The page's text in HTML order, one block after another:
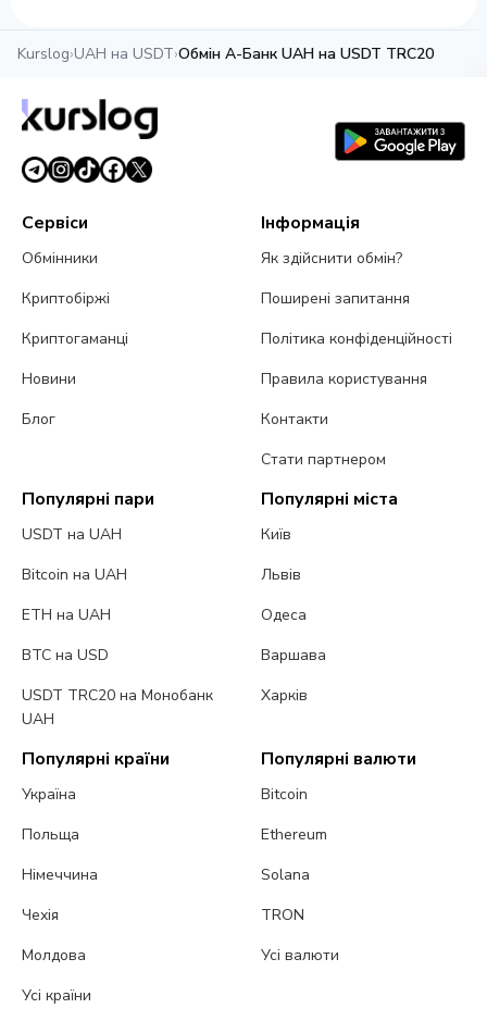
Kurslog›UAH на USDT›Обмін А-Банк UAH на USDT TRC20
Сервіси
Обмінники
Криптобіржі
Криптогаманці
Новини
Блог
Інформація
Як здійснити обмін?
Поширені запитання
Політика конфіденційності
Правила користування
Контакти
Стати партнером
Популярні пари
USDT на UAH
Bitcoin на UAH
ETH на UAH
BTC на USD
USDT TRC20 на Монобанк
UAH
Популярні міста
Київ
Львів
Одеса
Варшава
Харків
Популярні країни
Україна
Польща
Німеччина
Чехія
Молдова
Усі країни
Популярні валюти
Bitcoin
Ethereum
Solana
TRON
Усі валюти